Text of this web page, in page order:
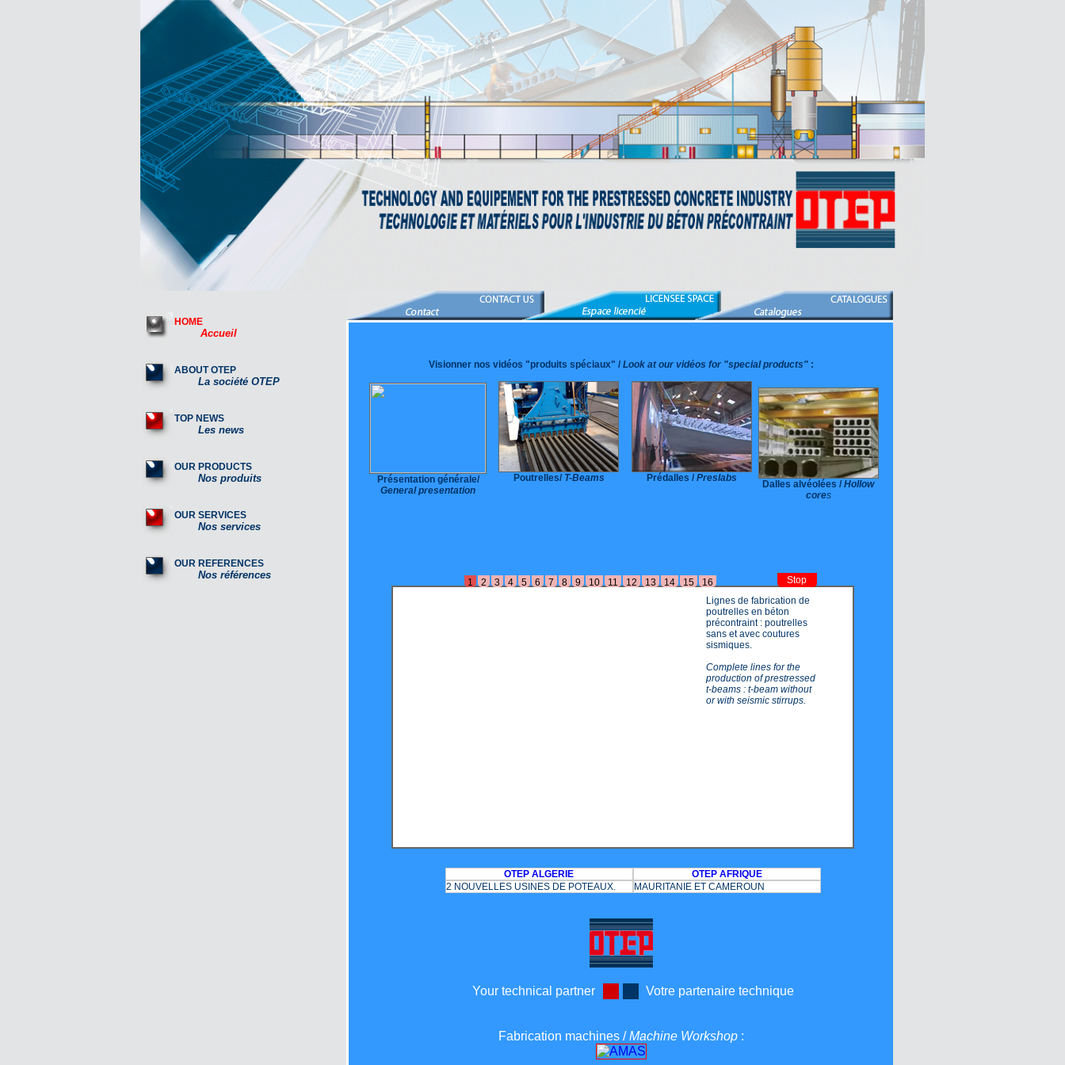
HOME
Accueil
ABOUT OTEP
La société OTEP
TOP NEWS
Les news
OUR PRODUCTS
Nos produits
OUR SERVICES
Nos services
OUR REFERENCES
Nos références
Visionner nos vidéos "produits spéciaux" / Look at our vidéos for "special products":
Présentation générale/
General presentation
Poutrelles/ T-Beams Prédalles / Preslabs
Dalles alvéolées / Hollow
cores
Stop
1 2 3 4 5 6 7 8 9 10 11 12 13 14 15
16
Lignes de fabrication de
poutrelles en béton
précontraint : poutrelles
sans et avec coutures
Complete lines for the
production of
prestressed t-beams : t-
beam without or with
OTEP ALGERIE
OTEP AFRIQUE
2 NOUVELLES USINES DE POTEAUX.
MAURITANIE ET CAMEROUN
Your technical partner Votre partenaire technique
Fabrication machines /Machine Workshop: